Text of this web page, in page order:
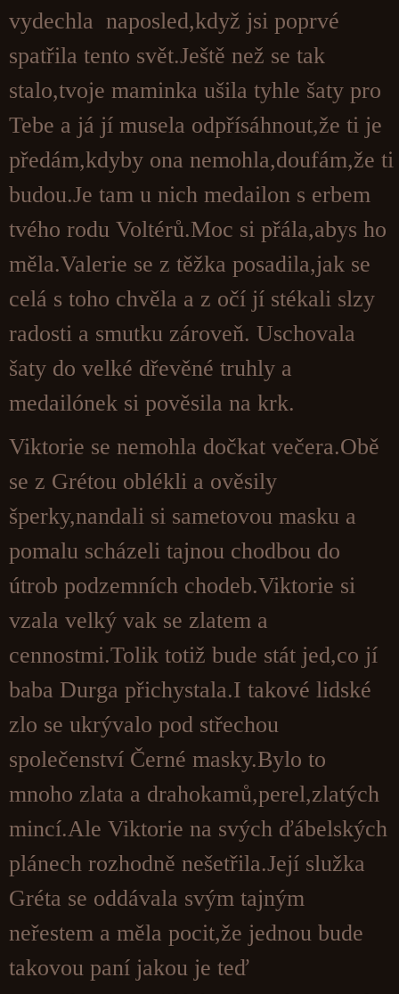
vydechla naposled,když jsi poprvé
spatřila tento svět.Ještě než se tak
stalo,tvoje maminka ušila tyhle šaty pro
Tebe a já jí musela odpřísáhnout,že ti je
předám,kdyby ona nemohla,doufám,že ti
budou.Je tam u nich medailon s erbem
tvého rodu Voltérů.Moc si přála,abys ho
měla.Valerie se z těžka posadila,jak se
celá s toho chvěla a z očí jí stékali slzy
radosti a smutku zároveň. Uschovala
šaty do velké dřevěné truhly a
medailónek si pověsila na krk.
Viktorie se nemohla dočkat večera.Obě
se z Grétou oblékli a ověsily
šperky,nandali si sametovou masku a
pomalu scházeli tajnou chodbou do
útrob podzemních chodeb.Viktorie si
vzala velký vak se zlatem a
cennostmi.Tolik totiž bude stát jed,co jí
baba Durga přichystala.I takové lidské
zlo se ukrývalo pod střechou
společenství Černé masky.Bylo to
mnoho zlata a drahokamů,perel,zlatých
mincí.Ale Viktorie na svých ďábelských
plánech rozhodně nešetřila.Její služka
Gréta se oddávala svým tajným
neřestem a měla pocit,že jednou bude
takovou paní jakou je teď